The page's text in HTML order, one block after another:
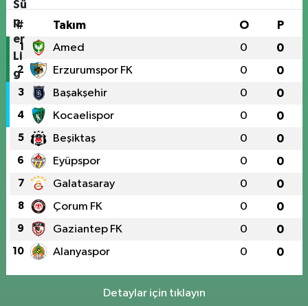
# Takım O P
1 Amed 0 0
2 Erzurumspor FK 0 0
3 Başakşehir 0 0
4 Kocaelispor 0 0
5 Beşiktaş 0 0
6 Eyüpspor 0 0
7 Galatasaray 0 0
8 Çorum FK 0 0
9 Gaziantep FK 0 0
10 Alanyaspor 0 0
Detaylar için tıklayın